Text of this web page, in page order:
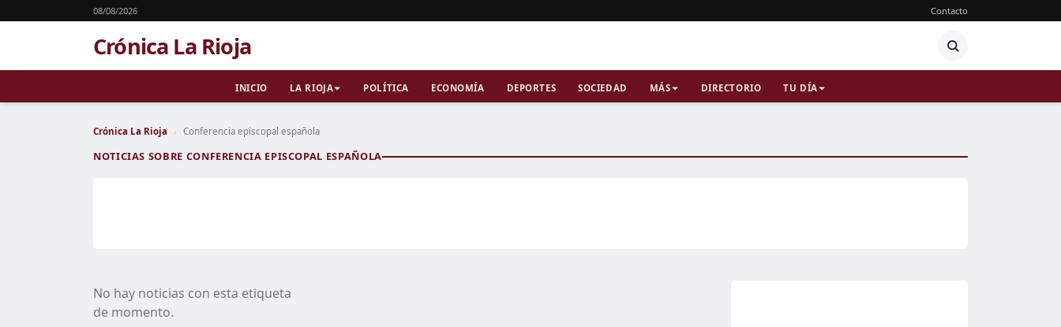
08/08/2026 Contacto
Crónica La Rioja
INICIO LA RIOJA POLÍTICA ECONOMÍA DEPORTES SOCIEDAD MÁS DIRECTORIO TU DÍA
Crónica La Rioja › Conferencia episcopal española
NOTICIAS SOBRE CONFERENCIA EPISCOPAL ESPAÑOLA
No hay noticias con esta etiqueta
de momento.